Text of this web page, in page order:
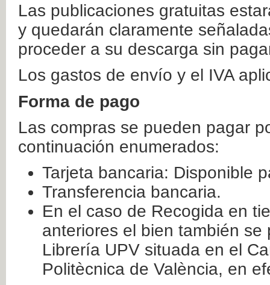
Las publicaciones gratuitas
y quedarán claramente
proceder a su descarga sin
Los gastos de envío y el IVA
Forma de pago
Las compras se pueden pagar
continuación enumerados:
Tarjeta bancaria: Disponible
Transferencia bancaria.
En el caso de Recogida en
anteriores el bien también
Librería UPV situada en el
Politècnica de València, en